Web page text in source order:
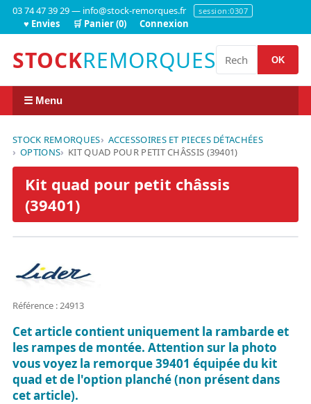
03 74 47 39 29 — info@stock-remorques.fr session:0307
♥ Envies 🛒 Panier (0) Connexion
STOCKREMORQUES OK
☰ Menu
STOCK REMORQUES
ACCESSOIRES ET PIECES DÉTACHÉES
OPTIONS
KIT QUAD POUR PETIT CHÂSSIS (39401)
Kit quad pour petit châssis
(39401)
Référence : 24913
Cet article contient uniquement la rambarde et
les rampes de montée. Attention sur la photo
vous voyez la remorque 39401 équipée du kit
quad et de l'option planché (non présent dans
cet article).